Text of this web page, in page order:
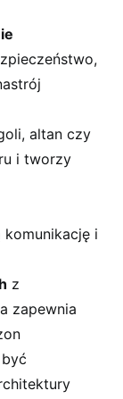
altan czy
i tworzy
i
z
zapewnia